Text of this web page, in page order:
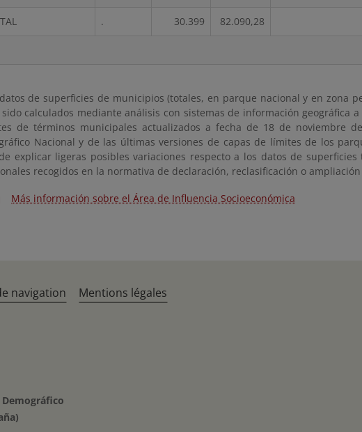
. 30.399 82.090,28
de superficies de municipios (totales, en parque nacional y en zona
calculados mediante análisis con sistemas de información geográfica
de términos municipales actualizados a fecha de 18 de noviembre
Nacional y de las últimas versiones de capas de límites de los
explicar ligeras posibles variaciones respecto a los datos de
recogidos en la normativa de declaración, reclasificación o
Más información sobre el Área de Influencia Socioeconómica
navigation Mentions légales